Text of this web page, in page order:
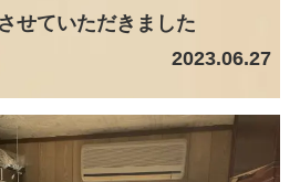
せていただきました
2023.06.27